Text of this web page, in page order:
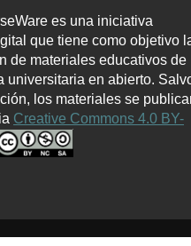
es una iniciativa
que tiene como objetivo
de materiales educativos de
universitaria en abierto.
los materiales se
Creative Commons 4.0 BY-